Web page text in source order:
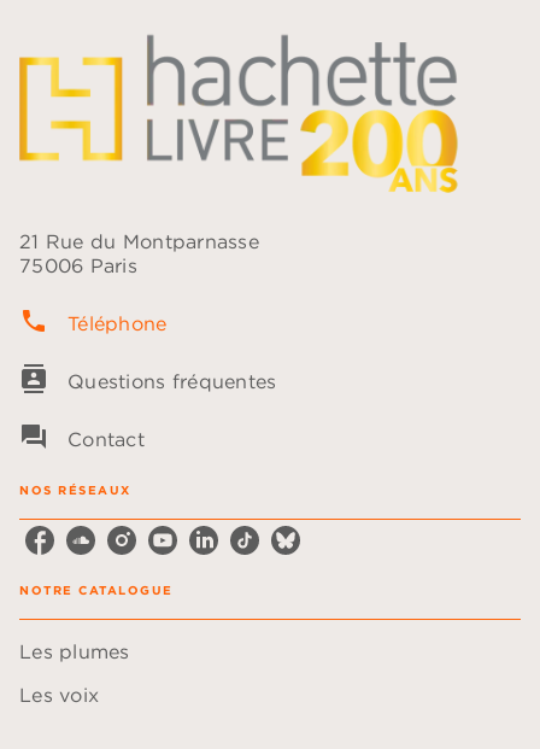
21 Rue du Montparnasse
75006 Paris
phone Téléphone
contacts Questions fréquentes
question_answer Contact
NOS RÉSEAUX
NOTRE CATALOGUE
Les plumes
Les voix